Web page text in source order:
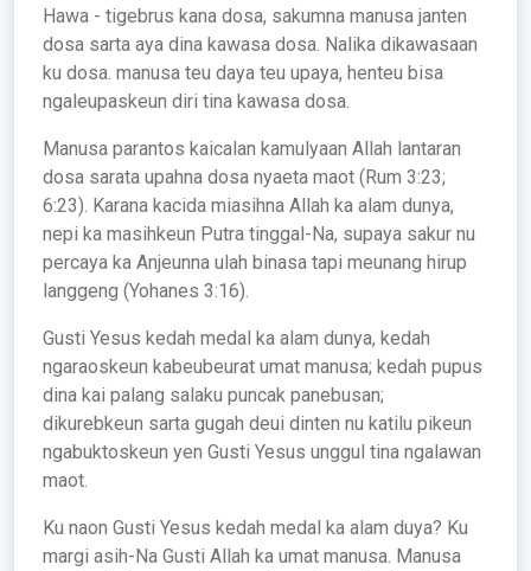
Hawa - tigebrus kana dosa, sakumna manusa janten
dosa sarta aya dina kawasa dosa. Nalika dikawasaan
ku dosa. manusa teu daya teu upaya, henteu bisa
ngaleupaskeun diri tina kawasa dosa.
Manusa parantos kaicalan kamulyaan Allah lantaran
dosa sarata upahna dosa nyaeta maot (Rum 3:23;
6:23). Karana kacida miasihna Allah ka alam dunya,
nepi ka masihkeun Putra tinggal-Na, supaya sakur nu
percaya ka Anjeunna ulah binasa tapi meunang hirup
langgeng (Yohanes 3:16).
Gusti Yesus kedah medal ka alam dunya, kedah
ngaraoskeun kabeubeurat umat manusa; kedah pupus
dina kai palang salaku puncak panebusan;
dikurebkeun sarta gugah deui dinten nu katilu pikeun
ngabuktoskeun yen Gusti Yesus unggul tina ngalawan
maot.
Ku naon Gusti Yesus kedah medal ka alam duya? Ku
margi asih-Na Gusti Allah ka umat manusa. Manusa